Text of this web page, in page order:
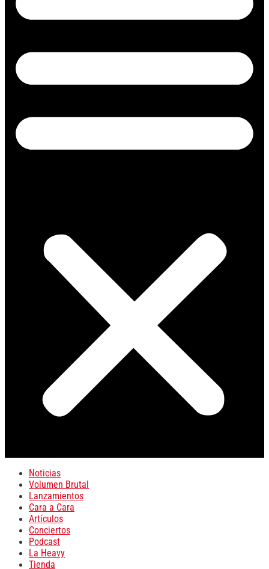
Noticias
Volumen Brutal
Lanzamientos
Cara a Cara
Artículos
Conciertos
Podcast
La Heavy
Tienda